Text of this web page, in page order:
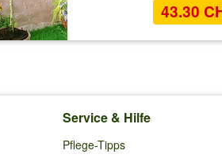
43.30
Service & Hilfe
Pflege-Tipps